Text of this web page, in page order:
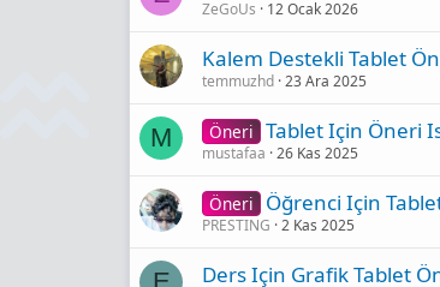
ZeGoUs 12 Ocak 2026
Kalem Destekli Tablet
temmuzhd 23 Ara 2025
M Öneri Tablet Için Öneri
mustafaa 26 Kas 2025
Öneri Öğrenci Için
PRESTING 2 Kas 2025
Ders Için Grafik Tablet